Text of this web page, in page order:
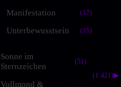
Manifestation (17)
Unterbewusstsein (15)
Sonne im
Sternzeichen
(51)
Vollmond &
(1.421)▶